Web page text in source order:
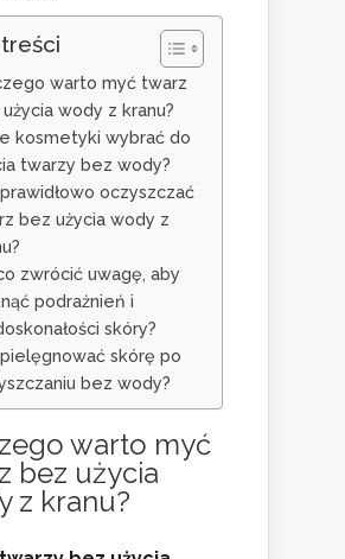
warto myć twarz
wody z kranu?
kosmetyki wybrać do
twarzy bez wody?
oczyszczać
bez użycia wody z
zwrócić uwagę, aby
podrażnień i
skóry?
skórę po
bez wody?
warto myć
bez użycia
z kranu?